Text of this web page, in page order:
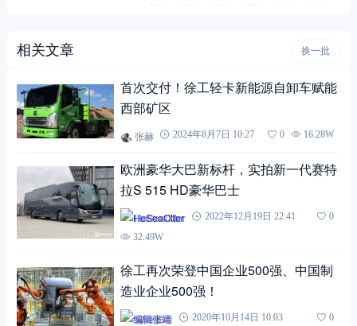
相关文章 换一批
首次交付！徐工轻卡新能源自卸车赋能
西部矿区
张赫 2024年8月7日 10:27 0 16.28W
欧洲豪华大巴新标杆，实拍新一代赛特
拉S 515 HD豪华巴士
HeSeaOtter 2022年12月19日 22:41
0
32.49W
徐工再次荣登中国企业500强、中国制
造业企业500强！
编辑张靖 2020年10月14日 10:03
0